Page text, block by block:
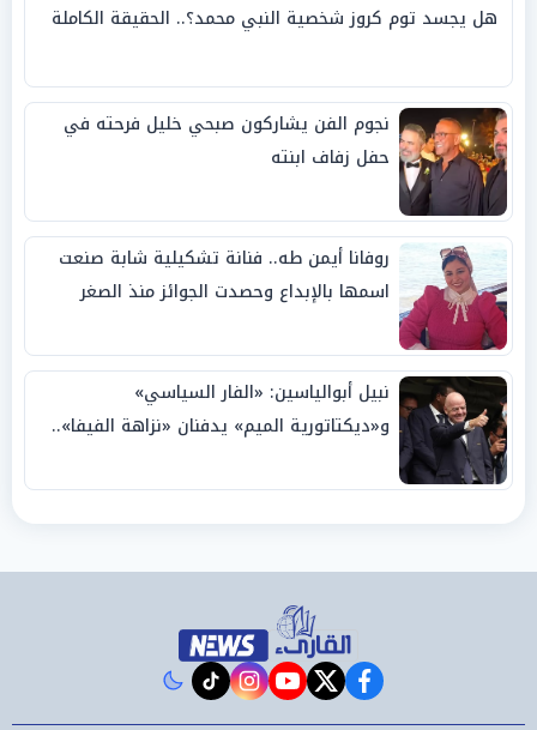
هل يجسد توم كروز شخصية النبي محمد؟.. الحقيقة الكاملة
نجوم الفن يشاركون صبحي خليل فرحته في
حفل زفاف ابنته
روفانا أيمن طه.. فنانة تشكيلية شابة صنعت
اسمها بالإبداع وحصدت الجوائز منذ الصغر
نبيل أبوالياسين: «الفار السياسي»
و«ديكتاتورية الميم» يدفنان «نزاهة الفيفا»..
facebook
twitter
youtube
instagram
tiktok